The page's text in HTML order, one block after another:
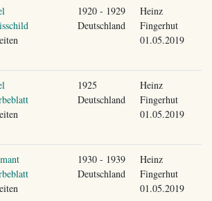
1920 - 1929
Deutschland
Heinz
Fingerhut
01.05.2019
1925
Deutschland
Heinz
Fingerhut
01.05.2019
1930 - 1939
Deutschland
Heinz
Fingerhut
01.05.2019